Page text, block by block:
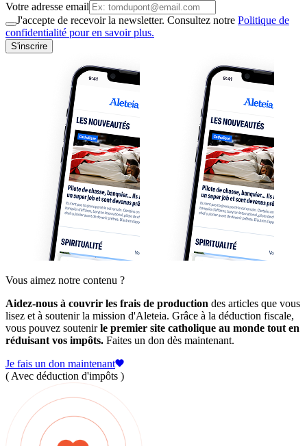
Votre adresse email
J'accepte de recevoir la newsletter. Consultez notre Politique de
confidentialité pour en savoir plus.
S'inscrire
Vous aimez notre contenu ?
Aidez-nous à couvrir les frais de production des articles que vous
lisez et à soutenir la mission d'Aleteia. Grâce à la déduction fiscale,
vous pouvez soutenirle premier site catholique au monde tout en
réduisant vos impôts. Faites un don dès maintenant.
Je fais un don maintenant
( Avec déduction d'impôts )